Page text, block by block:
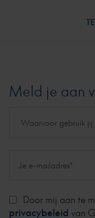
Meld je aan
Door mij aan te
privacybeleid van